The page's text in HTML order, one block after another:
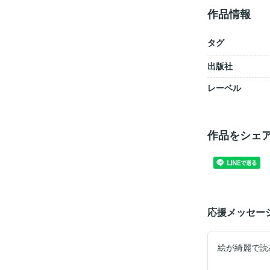
作品情報
タグ
出版社
レーベル
作品をシェ
応援メッセー
絵が綺麗で